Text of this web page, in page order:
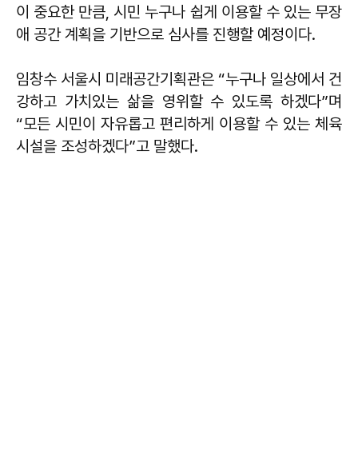
이 중요한 만큼, 시민 누구나 쉽게 이용할 수 있는 무장
애 공간 계획을 기반으로 심사를 진행할 예정이다.
임창수 서울시 미래공간기획관은 “누구나 일상에서 건
강하고 가치있는 삶을 영위할 수 있도록 하겠다”며
“모든 시민이 자유롭고 편리하게 이용할 수 있는 체육
시설을 조성하겠다”고 말했다.